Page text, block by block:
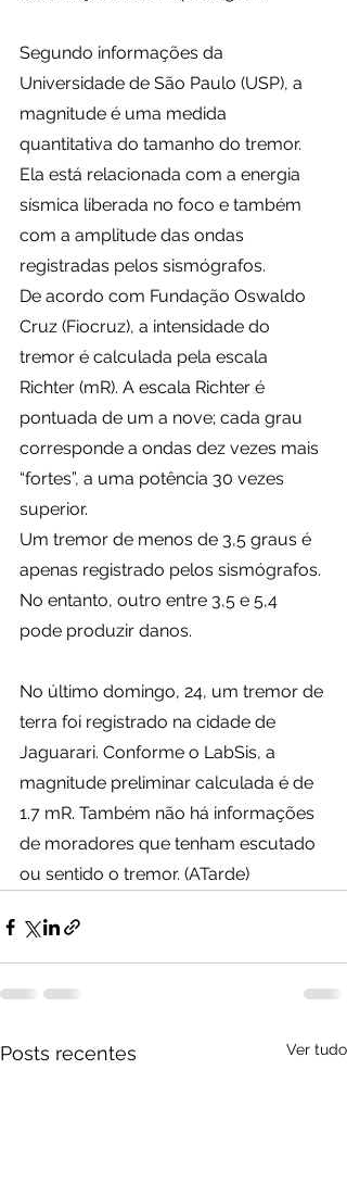
Segundo informações da
Universidade de São Paulo (USP), a
magnitude é uma medida
quantitativa do tamanho do tremor.
Ela está relacionada com a energia
sísmica liberada no foco e também
com a amplitude das ondas
registradas pelos sismógrafos.
De acordo com Fundação Oswaldo
Cruz (Fiocruz), a intensidade do
tremor é calculada pela escala
Richter (mR). A escala Richter é
pontuada de um a nove; cada grau
corresponde a ondas dez vezes mais
“fortes”, a uma potência 30 vezes
superior.
Um tremor de menos de 3,5 graus é
apenas registrado pelos sismógrafos.
No entanto, outro entre 3,5 e 5,4
pode produzir danos.
No último domingo, 24, um tremor de
terra foi registrado na cidade de
Jaguarari. Conforme o LabSis, a
magnitude preliminar calculada é de
1.7 mR. Também não há informações
de moradores que tenham escutado
ou sentido o tremor. (ATarde)
Posts recentes Ver tudo